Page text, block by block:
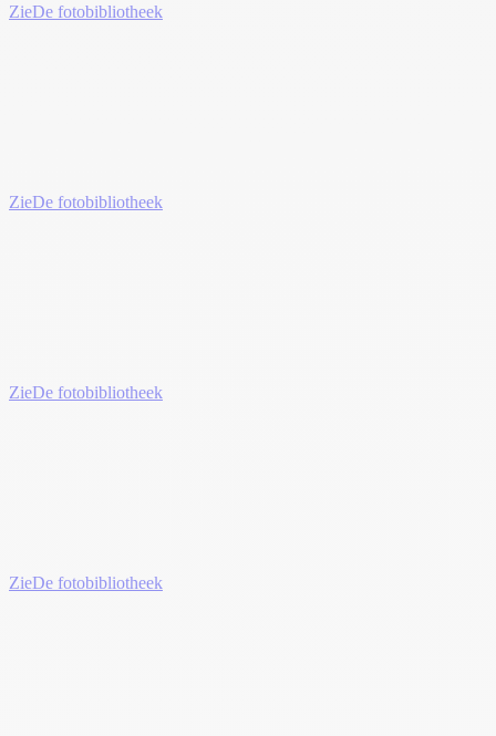
ZieDe fotobibliotheek
ZieDe fotobibliotheek
ZieDe fotobibliotheek
ZieDe fotobibliotheek